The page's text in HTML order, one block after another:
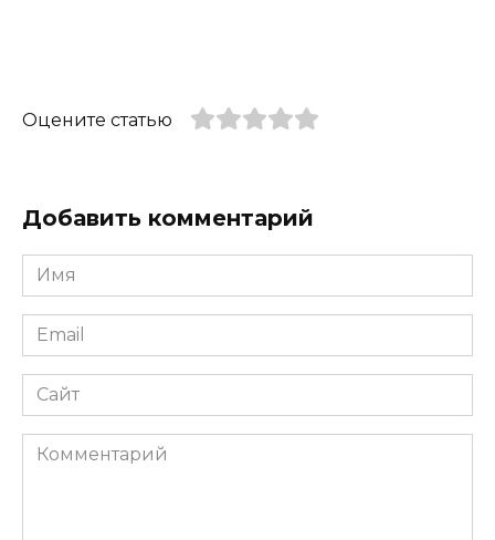
Оцените статью
Добавить комментарий
Имя
*
Email
*
Сайт
Комментарий